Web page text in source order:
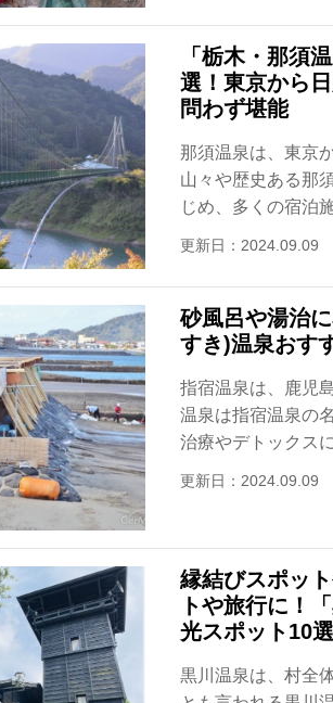
「栃木・那須
選！東京から
問わず堪能
那須温泉は、東京
山々や歴史ある那
じめ、多くの宿泊
更新日：2024.09.09
砂風呂や湯治
すき)温泉おす
指宿温泉は、鹿児
温泉は指宿温泉の
治療やデトックス
更新日：2024.09.09
縁結びスポッ
トや旅行に！
光スポット10選
黒川温泉は、村全